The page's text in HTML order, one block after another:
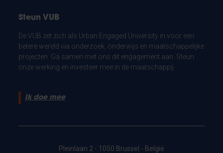
Steun VUB
De VUB zet zich als Urban Engaged University in voor een
betere wereld via onderzoek, onderwijs en maatschappelijke
projecten. Ga samen met ons dit engagement aan. Steun
onze werking en investeer mee in de maatschappij.
Ik doe mee
Pleinlaan 2 - 1050 Brussel - België